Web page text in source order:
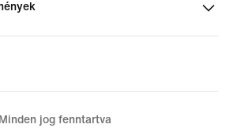
jog fenntartva